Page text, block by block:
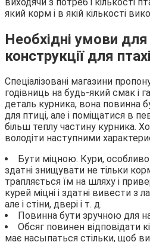
який корм і в якій кількості
Необхідні умови
конструкції для
Спеціалізовані магазини
годівниць на будь-який смак і
деталь курника, вона повинна
для птиці, але і поміщатися в
більш теплу частину курника.
володіти наступними
Бути міцною. Кури, особливо
здатні знищувати не тільки
трапляється їм на шляху і
курей міцні і здатні вивести з
але і стіни, двері і т. д.
Повинна бути зручною для
Обсяг повинен відповідати
має насыпаться стільки, щоб